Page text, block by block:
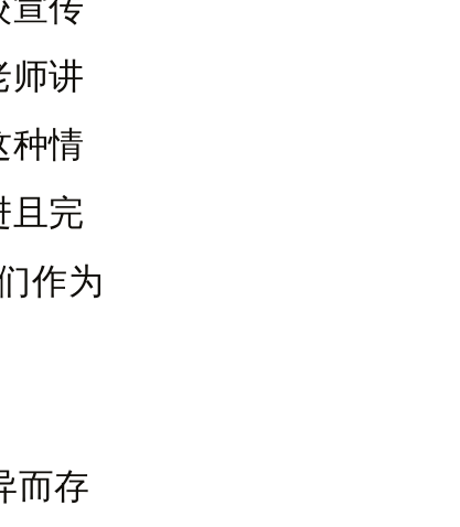
师讲
种情
且完
作为
而存